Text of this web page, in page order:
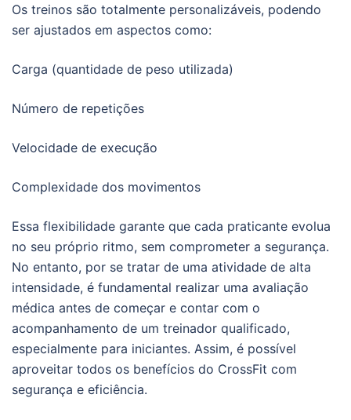
Os treinos são totalmente personalizáveis, podendo
ser ajustados em aspectos como:
Carga (quantidade de peso utilizada)
Número de repetições
Velocidade de execução
Complexidade dos movimentos
Essa flexibilidade garante que cada praticante evolua
no seu próprio ritmo, sem comprometer a segurança.
No entanto, por se tratar de uma atividade de alta
intensidade, é fundamental realizar uma avaliação
médica antes de começar e contar com o
acompanhamento de um treinador qualificado,
especialmente para iniciantes. Assim, é possível
aproveitar todos os benefícios do CrossFit com
segurança e eficiência.